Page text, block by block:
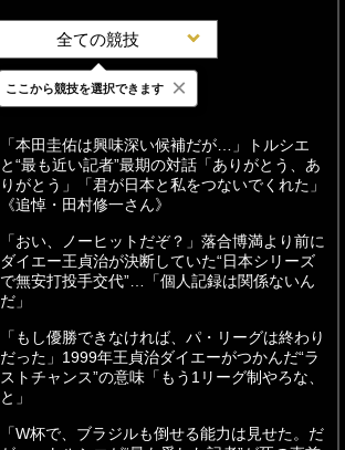
全ての競技
最新 24時間 週間
「本田圭佑は興味深い候補だが…」トルシエ
と“最も近い記者”最期の対話「ありがとう、あ
りがとう」「君が日本と私をつないでくれた」
《追悼・田村修一さん》
「おい、ノーヒットだぞ？」落合博満より前に
ダイエー王貞治が決断していた“日本シリーズ
で無安打投手交代”…「個人記録は関係ないん
だ」
「もし優勝できなければ、パ・リーグは終わり
だった」1999年王貞治ダイエーがつかんだ“ラ
ストチャンス”の意味「もう1リーグ制やろな、
と」
「W杯で、ブラジルも倒せる能力は見せた。だ
ここから競技を選択できます ×